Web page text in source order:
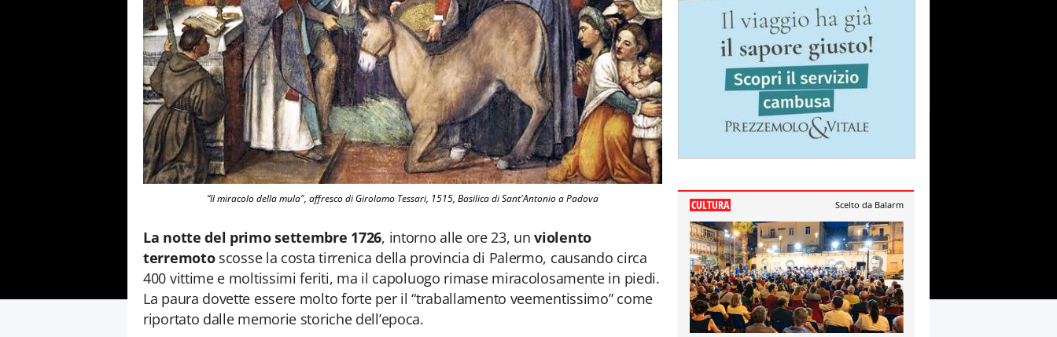
“Il miracolo della mula", affresco di Girolamo Tessari, 1515, Basilica di Sant'Antonio a Padova
La notte del primo settembre 1726, intorno alle ore 23, unviolento
terremotoscosse la costa tirrenica della provincia di Palermo, causando circa
400 vittime e moltissimi feriti, ma il capoluogo rimase miracolosamente in piedi.
La paura dovette essere molto forte per il “traballamento veementissimo” come
riportato dalle memorie storiche dell’epoca.
CULTURA Scelto da Balarm